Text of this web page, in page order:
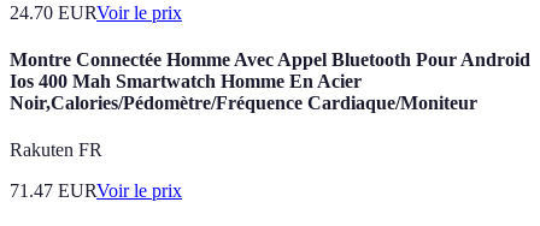
24.70 EURVoir le prix
Montre Connectée Homme Avec Appel Bluetooth Pour Android
Ios 400 Mah Smartwatch Homme En Acier
Noir,Calories/Pédomètre/Fréquence Cardiaque/Moniteur
Rakuten FR
71.47 EURVoir le prix